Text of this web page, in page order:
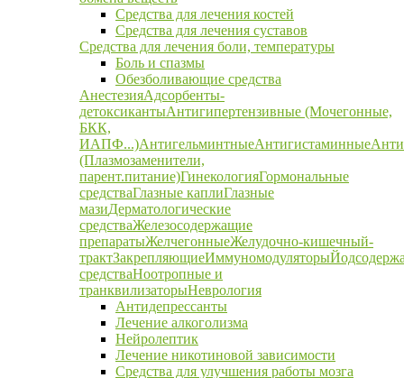
Средства для лечения костей
Средства для лечения суставов
Средства для лечения боли, температуры
Боль и спазмы
Обезболивающие средства
АнестезияАдсорбенты-
детоксикантыАнтигипертензивные (Мочегонные,
БКК,
ИАПФ...)АнтигельминтныеАнтигистаминные
(Плазмозаменители,
парент.питание)ГинекологияГормональные
средстваГлазные каплиГлазные
мазиДерматологические
средстваЖелезосодержащие
препаратыЖелчегонныеЖелудочно-кишечный-
трактЗакрепляющиеИммуномодуляторы
средстваНоотропные и
транквилизаторыНеврология
Антидепрессанты
Лечение алкоголизма
Нейролептик
Лечение никотиновой зависимости
Средства для улучшения работы мозга